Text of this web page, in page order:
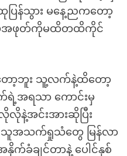
ြန်သွား မနေ့ညကတော့
အဖုတ်ကိုမထိတထိကိုင်
ော့ဘူး သူ့လက်နဲ့ထိတော့
အရသာ ကောင်းမှ
နဲ့အင်းအားဆိုပြီး
အသက်ရှုသံတွေ မြန်လာ
ခံချင်တာနဲ့ ပေါင်နှစ်